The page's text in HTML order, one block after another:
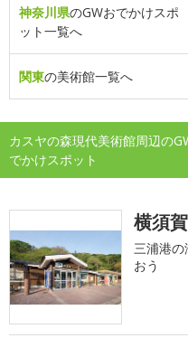
神奈川県のGWおでかけスポ
ット一覧へ
関東の美術館一覧へ
カスヤの森現代美術館周辺の
でかけスポット
横須
三浦港
おう